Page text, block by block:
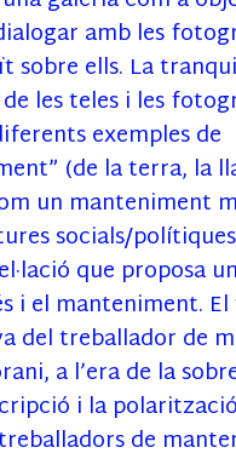
amb les
sobre ells. La
les teles i les
exemples de
(de la terra, la
un manteniment
socials/
que proposa
i el manteniment.
del treballador de
a l’era de la
i la
de